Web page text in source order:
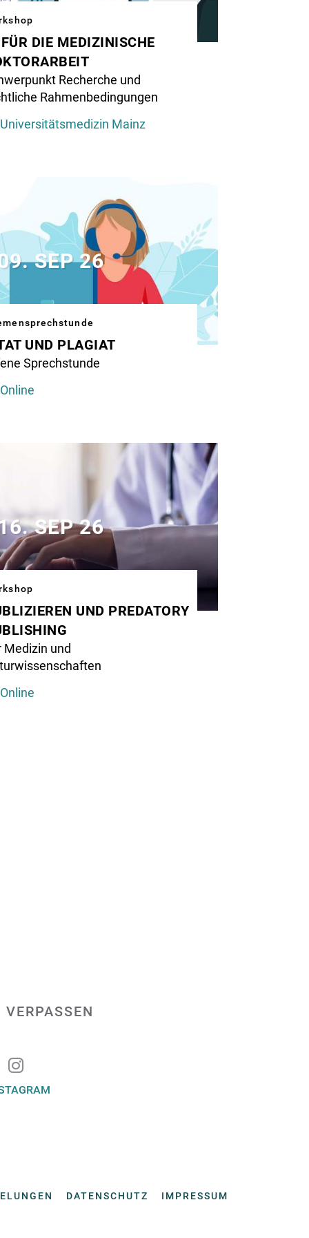
DIE MEDIZINISCHE
Recherche und
Rahmenbedingungen
Universitätsmedizin Mainz
SEP 26
UND PLAGIAT
Sprechstunde
Online
SEP 26
UND PREDATORY
Medizin und
Online
DATENSCHUTZ IMPRESSUM